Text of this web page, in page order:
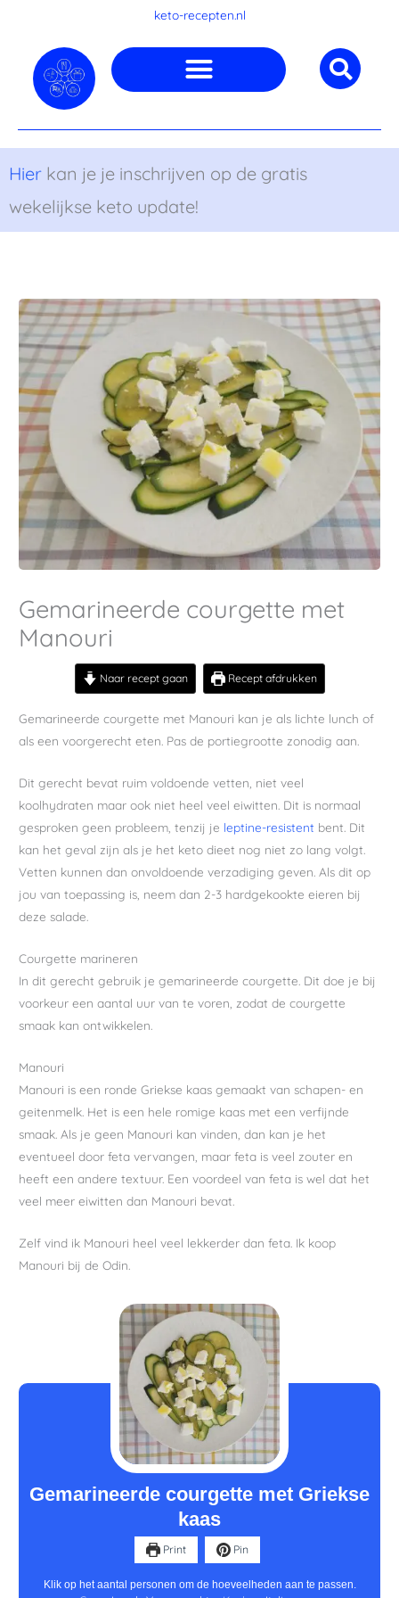
inhoud
keto-recepten.nl
Hier kan je je inschrijven op de gratis
wekelijkse keto update!
Gemarineerde courgette met
Manouri
Naar recept gaan Recept afdrukken
Gemarineerde courgette met Manouri kan je als lichte lunch of
als een voorgerecht eten. Pas de portiegrootte zonodig aan.
Dit gerecht bevat ruim voldoende vetten, niet veel
koolhydraten maar ook niet heel veel eiwitten. Dit is normaal
gesproken geen probleem, tenzij je leptine-resistent bent. Dit
kan het geval zijn als je het keto dieet nog niet zo lang volgt.
Vetten kunnen dan onvoldoende verzadiging geven. Als dit op
jou van toepassing is, neem dan 2-3 hardgekookte eieren bij
deze salade.
Courgette marineren
In dit gerecht gebruik je gemarineerde courgette. Dit doe je bij
voorkeur een aantal uur van te voren, zodat de courgette
smaak kan ontwikkelen.
Manouri
Manouri is een ronde Griekse kaas gemaakt van schapen- en
geitenmelk. Het is een hele romige kaas met een verfijnde
smaak. Als je geen Manouri kan vinden, dan kan je het
eventueel door feta vervangen, maar feta is veel zouter en
heeft een andere textuur. Een voordeel van feta is wel dat het
veel meer eiwitten dan Manouri bevat.
Zelf vind ik Manouri heel veel lekkerder dan feta. Ik koop
Manouri bij de Odin.
Gemarineerde courgette met Griekse
kaas
Print Pin
Klik op het aantal personen om de hoeveelheden aan te passen.
minuten uur